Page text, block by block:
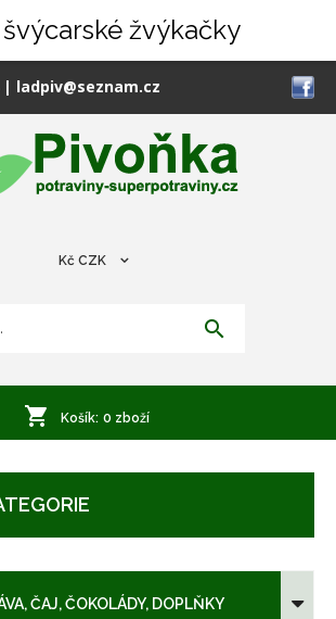
| ladpiv@seznam.cz
Kč CZK
Košík: 0 zboží
ČAJ, ČOKOLÁDY, DOPLŇKY
žvýkačky